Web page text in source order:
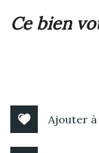
la ville de
ce bien
Ajouter